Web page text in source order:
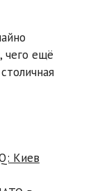
чего ещё